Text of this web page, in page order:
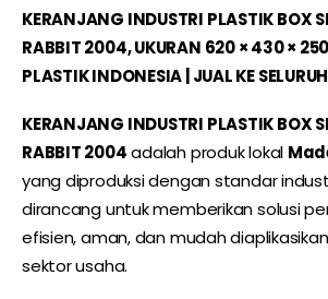
KERANJANG INDUSTRI PLASTIK BOX
RABBIT 2004, UKURAN 620 × 430 ×
PLASTIK INDONESIA | JUAL KE
KERANJANG INDUSTRI PLASTIK BOX
RABBIT 2004adalah produk lokal
yang diproduksi dengan standar
dirancang untuk memberikan solusi
efisien, aman, dan mudah
sektor usaha.